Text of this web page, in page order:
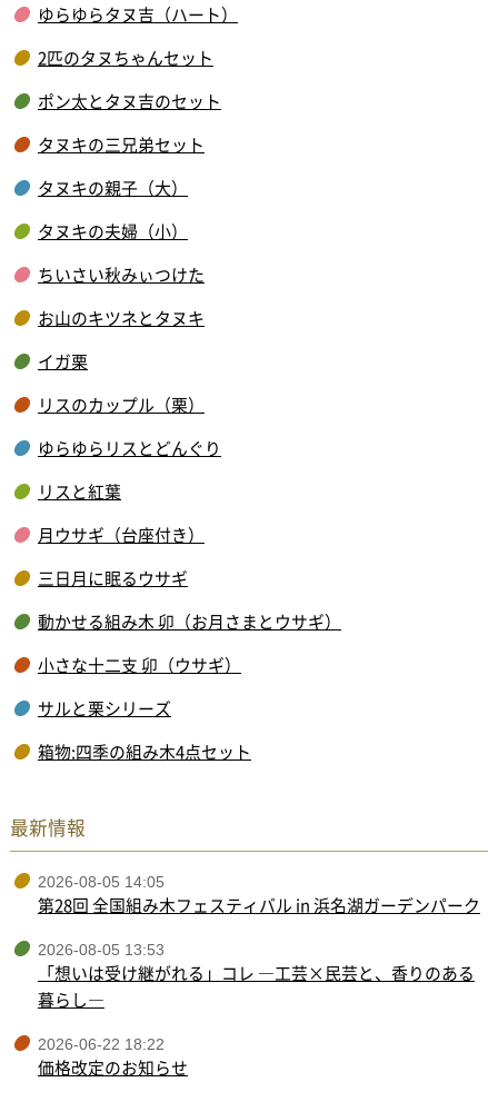
ゆらゆらタヌ吉（ハート）
2匹のタヌちゃんセット
ポン太とタヌ吉のセット
タヌキの三兄弟セット
タヌキの親子（大）
タヌキの夫婦（小）
ちいさい秋みぃつけた
お山のキツネとタヌキ
イガ栗
リスのカップル（栗）
ゆらゆらリスとどんぐり
リスと紅葉
月ウサギ（台座付き）
三日月に眠るウサギ
動かせる組み木 卯（お月さまとウサギ）
小さな十二支 卯（ウサギ）
サルと栗シリーズ
箱物:四季の組み木4点セット
最新情報
2026-08-05 14:05
第28回 全国組み木フェスティバル in 浜名湖ガーデンパーク
2026-08-05 13:53
「想いは受け継がれる」コレ ―工芸×民芸と、香りのある
暮らし―
2026-06-22 18:22
価格改定のお知らせ